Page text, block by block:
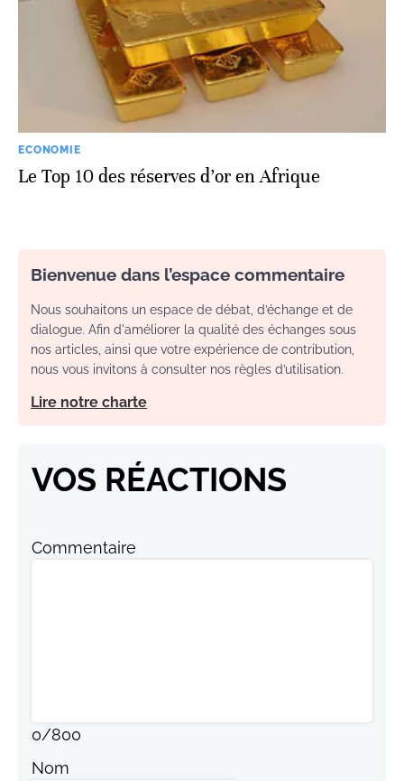
ECONOMIE
Le Top 10 des réserves d’or en Afrique
Bienvenue dans l’espace commentaire
Nous souhaitons un espace de débat, d’échange et de
dialogue. Afin d'améliorer la qualité des échanges sous
nos articles, ainsi que votre expérience de contribution,
nous vous invitons à consulter nos règles d’utilisation.
Lire notre charte
VOS RÉACTIONS
Commentaire
0/800
Nom